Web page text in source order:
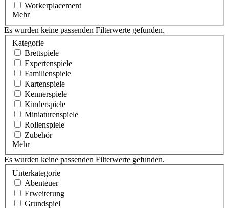
Workerplacement
Mehr
Es wurden keine passenden Filterwerte gefunden.
Kategorie
Brettspiele
Expertenspiele
Familienspiele
Kartenspiele
Kennerspiele
Kinderspiele
Miniaturenspiele
Rollenspiele
Zubehör
Mehr
Es wurden keine passenden Filterwerte gefunden.
Unterkategorie
Abenteuer
Erweiterung
Grundspiel